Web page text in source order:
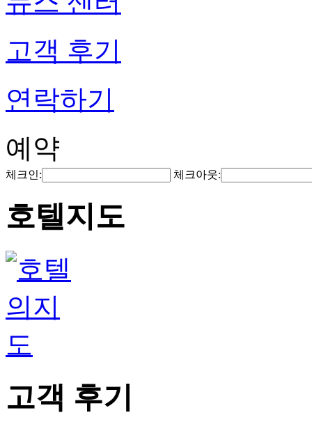
고객 후기
연락하기
예약
체크인: 체크아웃:
호텔지도
고객 후기